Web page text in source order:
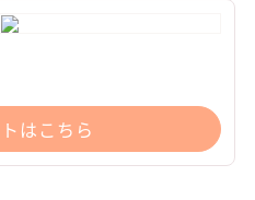
はこちら